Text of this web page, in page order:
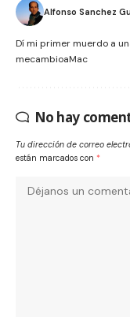
Alfonso Sanchez
Dí mi primer muerdo a
mecambioaMac
No hay
Tu dirección de correo
están marcados con *